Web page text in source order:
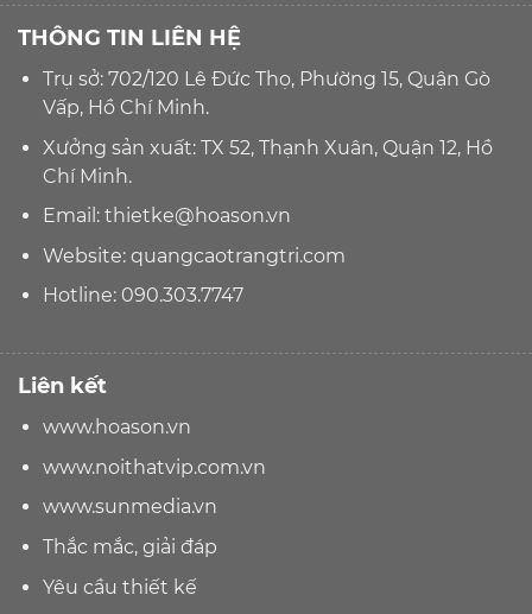
THÔNG TIN LIÊN HỆ
Trụ sở: 702/120 Lê Đức Thọ, Phường 15, Quận Gò
Vấp, Hồ Chí Minh.
Xưởng sản xuất: TX 52, Thạnh Xuân, Quận 12, Hồ
Chí Minh.
Email: thietke@hoason.vn
Website:quangcaotrangtri.com
Hotline: 090.303.7747
Liên kết
www.hoason.vn
www.noithatvip.com.vn
www.sunmedia.vn
Thắc mắc, giải đáp
Yêu cầu thiết kế